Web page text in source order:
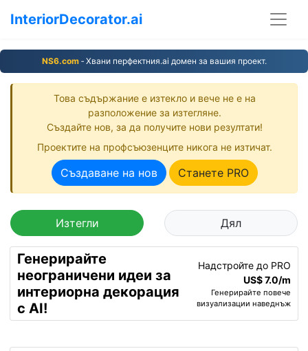
InteriorDecorator.ai
NS6.com‐ Хвани перфектния.ai домен за вашия проект.
Това съдържание е изтекло и вече не е на
разположение за изтегляне.
Създайте нов, за да получите нови резултати!
Проектите на профсъюзенците никога не изтичат.
Създаване на нов Станете PRO
Изтегли Дял
Генерирайте
неограничени идеи за
интериорна декорация
с AI!
Надстройте до PRO
US$ 7.0/m
Генерирайте повече
визуализации наведнъж